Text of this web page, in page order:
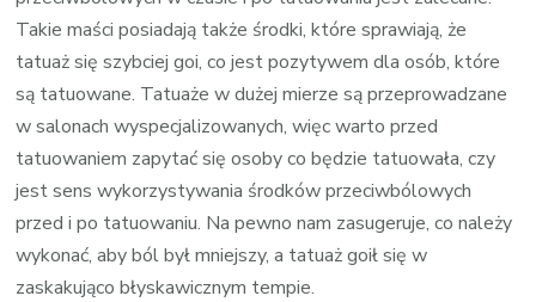
Takie maści posiadają także środki, które sprawiają, że
tatuaż się szybciej goi, co jest pozytywem dla osób, które
są tatuowane. Tatuaże w dużej mierze są przeprowadzane
w salonach wyspecjalizowanych, więc warto przed
tatuowaniem zapytać się osoby co będzie tatuowała, czy
jest sens wykorzystywania środków przeciwbólowych
przed i po tatuowaniu. Na pewno nam zasugeruje, co należy
wykonać, aby ból był mniejszy, a tatuaż goił się w
zaskakująco błyskawicznym tempie.